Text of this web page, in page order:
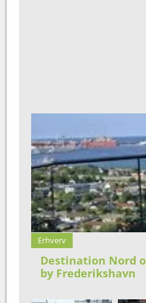
Erhverv
Destination Nord
by Frederikshavn